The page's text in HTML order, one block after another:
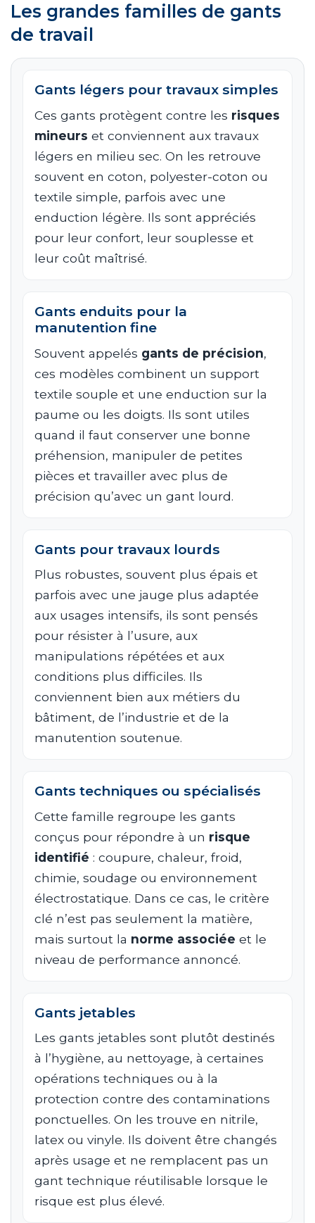
Les grandes familles de gants
de travail
Gants légers pour travaux simples
Ces gants protègent contre les risques
mineurs et conviennent aux travaux
légers en milieu sec. On les retrouve
souvent en coton, polyester-coton ou
textile simple, parfois avec une
enduction légère. Ils sont appréciés
pour leur confort, leur souplesse et
leur coût maîtrisé.
Gants enduits pour la
manutention fine
Souvent appelés gants de précision,
ces modèles combinent un support
textile souple et une enduction sur la
paume ou les doigts. Ils sont utiles
quand il faut conserver une bonne
préhension, manipuler de petites
pièces et travailler avec plus de
précision qu’avec un gant lourd.
Gants pour travaux lourds
Plus robustes, souvent plus épais et
parfois avec une jauge plus adaptée
aux usages intensifs, ils sont pensés
pour résister à l’usure, aux
manipulations répétées et aux
conditions plus difficiles. Ils
conviennent bien aux métiers du
bâtiment, de l’industrie et de la
manutention soutenue.
Gants techniques ou spécialisés
Cette famille regroupe les gants
conçus pour répondre à un risque
identifié : coupure, chaleur, froid,
chimie, soudage ou environnement
électrostatique. Dans ce cas, le critère
clé n’est pas seulement la matière,
mais surtout la norme associée et le
niveau de performance annoncé.
Gants jetables
Les gants jetables sont plutôt destinés
à l’hygiène, au nettoyage, à certaines
opérations techniques ou à la
protection contre des contaminations
ponctuelles. On les trouve en nitrile,
latex ou vinyle. Ils doivent être changés
après usage et ne remplacent pas un
gant technique réutilisable lorsque le
risque est plus élevé.